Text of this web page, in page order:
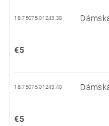
18.75075.01243.38
€5
18.75075.01243.40
€5